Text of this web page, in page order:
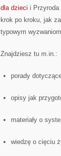
dla dzieci i
krok po kroku, jak
typowym
Znajdziesz tu m.in.:
porady
opisy jak
materiały o
wiedzę o cięciu